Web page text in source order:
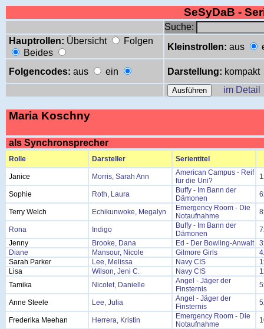
SeSyDaB -
Suche:
Hauptrollen: Übersicht
Folgen
Beides
Kleinstrollen: aus
Folgencodes: aus ein Darstellung: kompakt
im Detail
Maria Koschny
als Synchronsprecher
Rolle Darsteller Serientitel
Janice Morris, Sarah Ann
American Campus - Reif
für die Uni?
Sophie Roth, Laura
Buffy - Im Bann der
Dämonen
Terry Welch Echikunwoke, Megalyn
Emergency Room - Die
Notaufnahme
Rona Indigo
Buffy - Im Bann der
Dämonen
Jenny
Brooke, Dana Ed - Der Bowling-Anwalt
Diane
Mansour, Nicole Gilmore Girls
Sarah Parker
Lee, Melissa Navy CIS
Lisa
Wilson, Jeni C. Navy CIS
Tamika
Nicolet, Danielle
Angel - Jäger der
Finsternis
Anne Steele Lee, Julia
Angel - Jäger der
Finsternis
Frederika Meehan Herrera, Kristin
Emergency Room - Die
Notaufnahme